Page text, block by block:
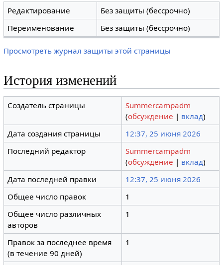
Редактирование
Без защиты (бессрочно)
Переименование
Без защиты (бессрочно)
Просмотреть журнал защиты этой страницы
История изменений
Создатель страницы
Summercampadm
(обсуждение | вклад)
Дата создания страницы
12:37, 25 июня 2026
Последний редактор
Summercampadm
(обсуждение | вклад)
Дата последней правки
12:37, 25 июня 2026
Общее число правок
1
Общее число различных
авторов
1
Правок за последнее время
(в течение 90 дней)
1